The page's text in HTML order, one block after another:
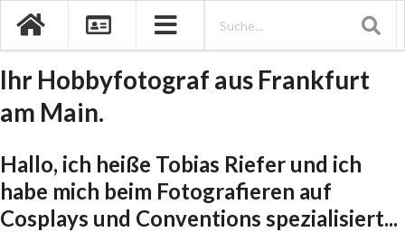
Ihr Hobbyfotograf aus Frankfurt
am Main.
Hallo, ich heiße Tobias Riefer und ich
habe mich beim Fotografieren auf
Cosplays und Conventions spezialisiert...